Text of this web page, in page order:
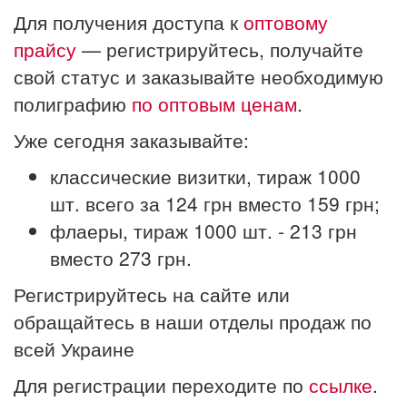
Для получения доступа к оптовому
прайсу — регистрируйтесь, получайте
свой статус и заказывайте необходимую
полиграфию по оптовым ценам.
Уже сегодня заказывайте:
классические визитки, тираж 1000
шт. всего за 124 грн вместо 159 грн;
флаеры, тираж 1000 шт. - 213 грн
вместо 273 грн.
Регистрируйтесь на сайте или
обращайтесь в наши отделы продаж по
всей Украине
Для регистрации переходите по ссылке.